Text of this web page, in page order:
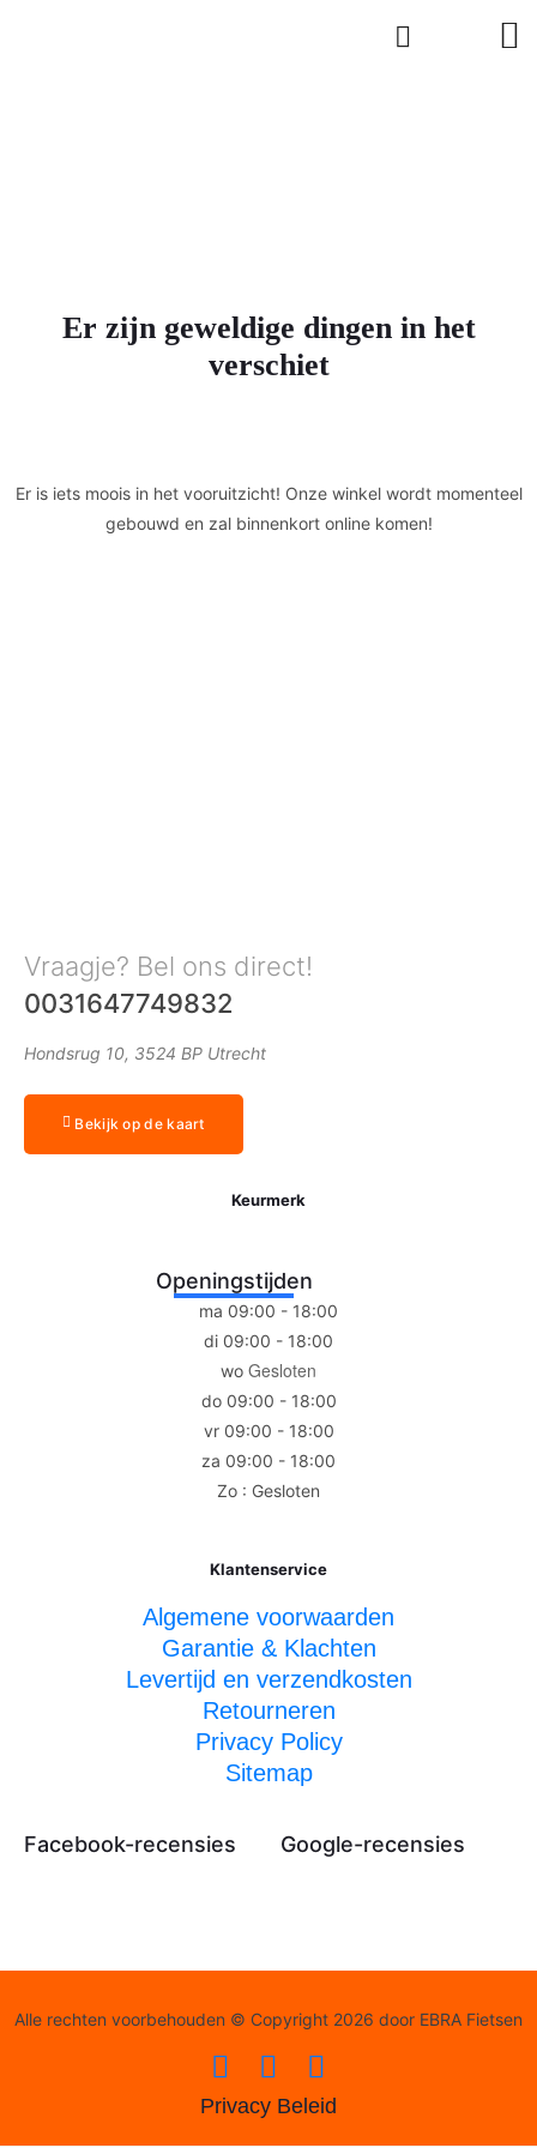
Er zijn geweldige dingen in het
verschiet
Er is iets moois in het vooruitzicht! Onze winkel wordt momenteel
gebouwd en zal binnenkort online komen!
Vraagje? Bel ons direct!
0031647749832
Hondsrug 10, 3524 BP Utrecht
Bekijk op de kaart
Keurmerk
Openingstijden
ma 09:00 - 18:00
di 09:00 - 18:00
wo Gesloten
do 09:00 - 18:00
vr 09:00 - 18:00
za 09:00 - 18:00
Zo : Gesloten
Klantenservice
Algemene voorwaarden
Garantie & Klachten
Levertijd en verzendkosten
Retourneren
Privacy Policy
Sitemap
Facebook-recensies Google-recensies
Alle rechten voorbehouden © Copyright 2026 door EBRA Fietsen
Privacy Beleid